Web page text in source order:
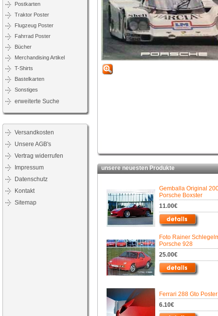
Postkarten
Traktor Poster
Flugzeug Poster
Fahrrad Poster
Bücher
Merchandising Artikel
T-Shirts
Bastelkarten
Sonstiges
erweiterte Suche
Versandkosten
Unsere AGB's
Vertrag widerrufen
Impressum
Datenschutz
Kontakt
Sitemap
unsere neuesten Produkte
Gemballa Original
Porsche Boxster
11.00€
Foto Rainer
Porsche 928
25.00€
Ferrari 288 Gto Poster
6.10€